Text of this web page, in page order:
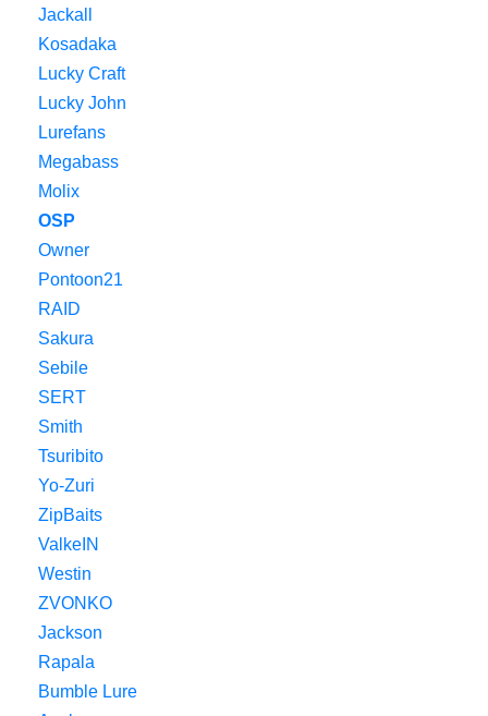
Jackall
Kosadaka
Lucky Craft
Lucky John
Lurefans
Megabass
Molix
OSP
Owner
Pontoon21
RAID
Sakura
Sebile
SERT
Smith
Tsuribito
Yo-Zuri
ZipBaits
ValkeIN
Westin
ZVONKO
Jackson
Rapala
Bumble Lure